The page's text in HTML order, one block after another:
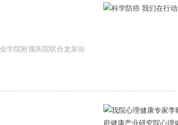
学院附属医院联合龙泉街